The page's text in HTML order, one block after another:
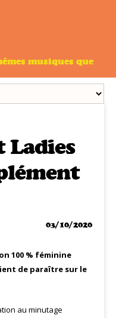
musiques que
03/10/2020
100 % féminine
de paraître sur le
au minutage